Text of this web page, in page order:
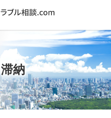
納